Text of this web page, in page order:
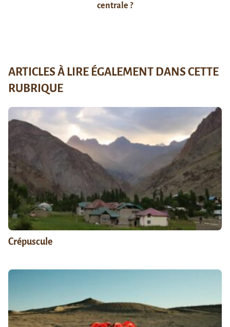
centrale ?
ARTICLES À LIRE ÉGALEMENT DANS CETTE
RUBRIQUE
Crépuscule